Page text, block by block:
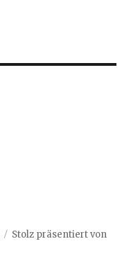
Stolz präsentiert von